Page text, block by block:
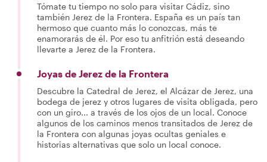
Tómate tu tiempo no solo para visitar Cádiz, sino
también Jerez de la Frontera. España es un país tan
hermoso que cuanto más lo conozcas, más te
enamorarás de él. Por eso tu anfitrión está deseando
llevarte a Jerez de la Frontera.
Joyas de Jerez de la Frontera
Descubre la Catedral de Jerez, el Alcázar de Jerez, una
bodega de jerez y otros lugares de visita obligada, pero
con un giro... a través de los ojos de un local. Conoce
algunos de los caminos menos transitados de Jerez de
la Frontera con algunas joyas ocultas geniales e
historias alternativas que solo un local conoce.